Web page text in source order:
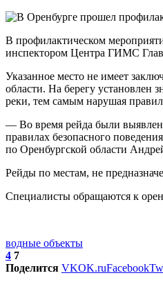
В профилактическом
инспектором Центра ГИМС
Указанное место не имеет
области. На берегу установлен
реки, тем самым нарушая
— Во время рейда были
правилах безопасного
по Оренбургской области
Рейды по местам, не
Специалисты обращаются к
водные объекты
4 7
Поделится VKOK.ruFacebook